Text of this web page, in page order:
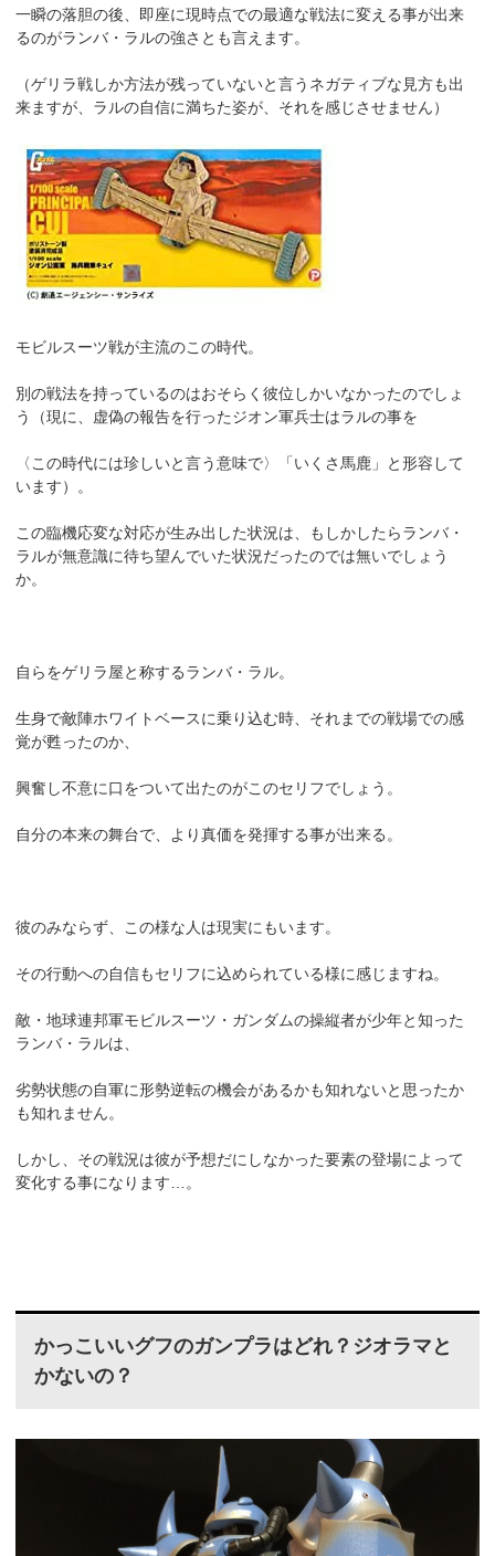
一瞬の落胆の後、即座に現時点での最適な戦法に変える事が出来
るのがランバ・ラルの強さとも言えます。
（ゲリラ戦しか方法が残っていないと言うネガティブな見方も出
来ますが、ラルの自信に満ちた姿が、それを感じさせません）
モビルスーツ戦が主流のこの時代。
別の戦法を持っているのはおそらく彼位しかいなかったのでしょ
う（現に、虚偽の報告を行ったジオン軍兵士はラルの事を
〈この時代には珍しいと言う意味で〉「いくさ馬鹿」と形容して
います）。
この臨機応変な対応が生み出した状況は、もしかしたらランバ・
ラルが無意識に待ち望んでいた状況だったのでは無いでしょう
か。
自らをゲリラ屋と称するランバ・ラル。
生身で敵陣ホワイトベースに乗り込む時、それまでの戦場での感
覚が甦ったのか、
興奮し不意に口をついて出たのがこのセリフでしょう。
自分の本来の舞台で、より真価を発揮する事が出来る。
彼のみならず、この様な人は現実にもいます。
その行動への自信もセリフに込められている様に感じますね。
敵・地球連邦軍モビルスーツ・ガンダムの操縦者が少年と知った
ランバ・ラルは、
劣勢状態の自軍に形勢逆転の機会があるかも知れないと思ったか
も知れません。
しかし、その戦況は彼が予想だにしなかった要素の登場によって
変化する事になります…。
かっこいいグフのガンプラはどれ？ジオラマと
かないの？